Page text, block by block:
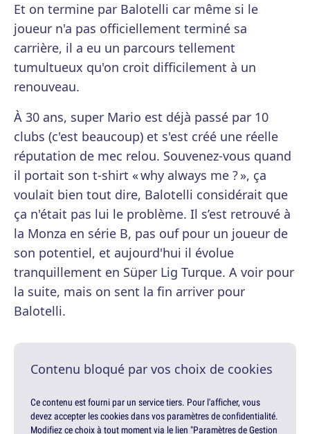
Et on termine par Balotelli car même si le
joueur n'a pas officiellement terminé sa
carrière, il a eu un parcours tellement
tumultueux qu'on croit difficilement à un
renouveau.
À 30 ans, super Mario est déjà passé par 10
clubs (c'est beaucoup) et s'est créé une réelle
réputation de mec relou. Souvenez-vous quand
il portait son t-shirt « why always me ? », ça
voulait bien tout dire, Balotelli considérait que
ça n'était pas lui le problème. Il s’est retrouvé à
la Monza en série B, pas ouf pour un joueur de
son potentiel, et aujourd'hui il évolue
tranquillement en Süper Lig Turque. A voir pour
la suite, mais on sent la fin arriver pour
Balotelli.
Contenu bloqué par vos choix de cookies
Ce contenu est fourni par un service tiers. Pour l'afficher, vous
devez accepter les cookies dans vos paramètres de confidentialité.
Modifiez ce choix à tout moment via le lien "Paramètres de Gestion